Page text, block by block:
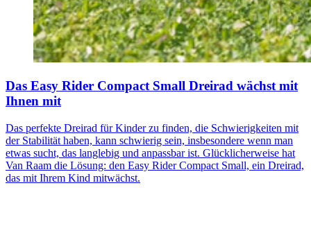
Das Easy Rider Compact Small Dreirad wächst mit
Ihnen mit
Das perfekte Dreirad für Kinder zu finden, die Schwierigkeiten mit
der Stabilität haben, kann schwierig sein, insbesondere wenn man
etwas sucht, das langlebig und anpassbar ist. Glücklicherweise hat
Van Raam die Lösung: den Easy Rider Compact Small, ein Dreirad,
das mit Ihrem Kind mitwächst.